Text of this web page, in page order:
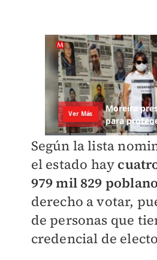
Según la lista
el estado hay
979 mil 829
derecho a votar,
de personas que
credencial de